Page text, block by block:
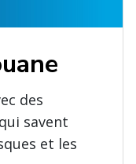
des
savent
et les